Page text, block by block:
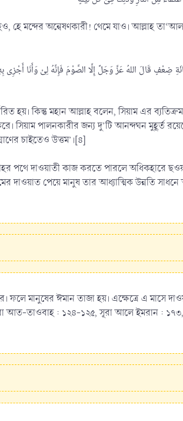
মন্দের অন্বেষণকারী! থেমে যাও। আল্লাহ
ضِعْفٍ قَالَ اللهُ عَزَّ وَجَلَّ إِلَّا الصَّوْمَ فَإِنَّهُ لِىْ وَأَنَا
হয়। কিন্তু মহান আল্লাহ বলেন, সিয়াম এর
সিয়াম পালনকারীর জন্য দু’টি আনন্দঘন মুহূর্ত
চাইতেও উত্তম’।[৪]
পথে দাওয়াতী কাজ করতে পারলে অধিকহারে
দাওয়াত পেয়ে মানুষ তার আধ্যাত্মিক উন্নতি
ফলে মানুষের ঈমান তাজা হয়। এক্ষেত্রে এ মাসে
আত-তাওবাহ : ১২৪-১২৫, সূরা আলে ইমরান :